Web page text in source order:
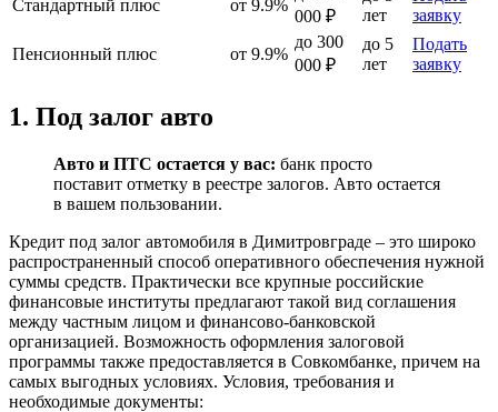
Стандартный плюс от 9.9%
000 ₽
лет
заявку
Пенсионный плюс от 9.9%
до 300
000 ₽
до 5
лет
Подать
заявку
1. Под залог авто
Авто и ПТС остается у вас: банк просто
поставит отметку в реестре залогов. Авто остается
в вашем пользовании.
Кредит под залог автомобиля в Димитровграде – это широко
распространенный способ оперативного обеспечения нужной
суммы средств. Практически все крупные российские
финансовые институты предлагают такой вид соглашения
между частным лицом и финансово-банковской
организацией. Возможность оформления залоговой
программы также предоставляется в Совкомбанке, причем на
самых выгодных условиях. Условия, требования и
необходимые документы: